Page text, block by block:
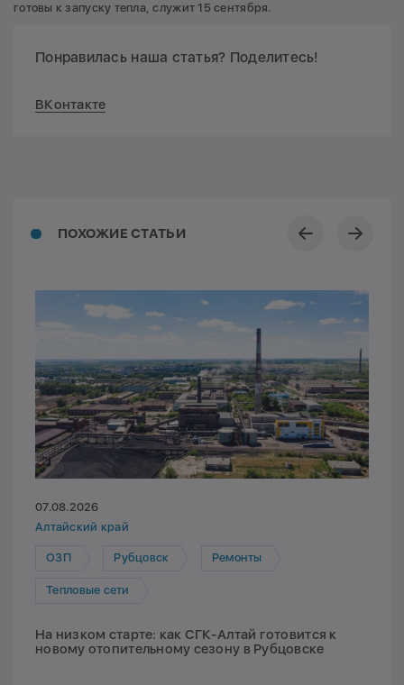
готовы к запуску тепла, служит 15 сентября.
Понравилась наша статья? Поделитесь!
ВКонтакте
ПОХОЖИЕ СТАТЬИ
07.08.2026
Алтайский край
ОЗП Рубцовск Ремонты
Тепловые сети
На низком старте: как СГК-Алтай готовится к
новому отопительному сезону в Рубцовске